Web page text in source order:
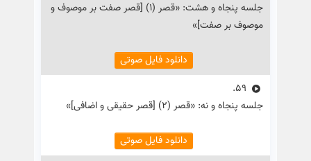
جلسه پنجاه و هشت: «قصر (۱) [قصر صفت بر موصوف و
موصوف بر صفت]»
دانلود فایل صوتی
59.
جلسه پنجاه و نه: «قصر (۲) [قصر حقیقی و اضافی]»
دانلود فایل صوتی